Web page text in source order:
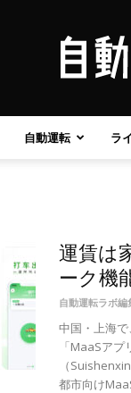
自動運転 ラ
運賃は
ーク機
自動運転ラボ編
中国・上海
「MaaSア
（
都市向け